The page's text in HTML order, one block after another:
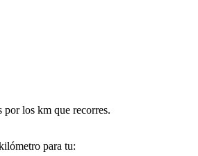
por los km que recorres.
para tu: